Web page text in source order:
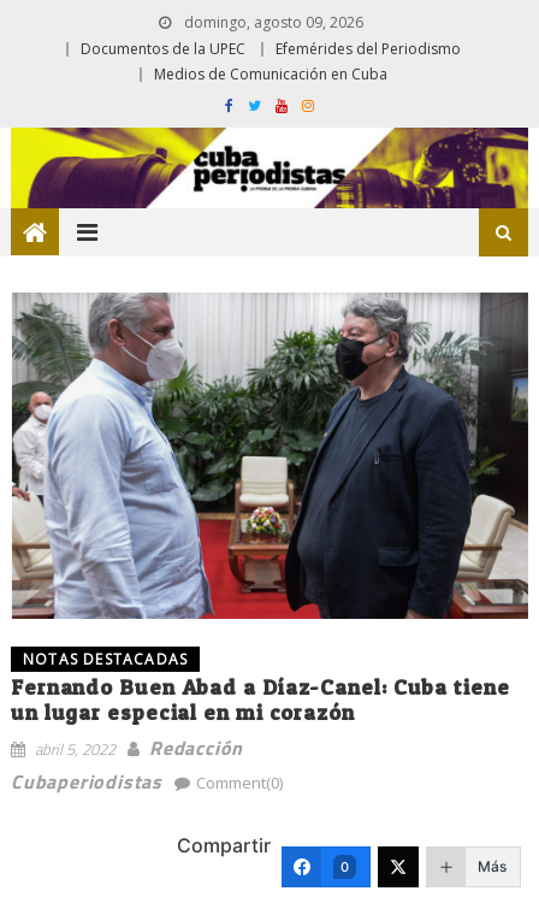
domingo, agosto 09, 2026
Documentos de la UPEC
Efemérides del Periodismo
Medios de Comunicación en Cuba
NOTAS DESTACADAS
Fernando Buen Abad a Díaz-Canel: Cuba tiene
un lugar especial en mi corazón
abril 5, 2022
Redacción
Cubaperiodistas
Comment(0)
Compartir
0 Más